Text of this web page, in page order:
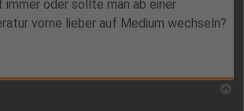
oder sollte man ab einer
vorne lieber auf Medium wechseln?